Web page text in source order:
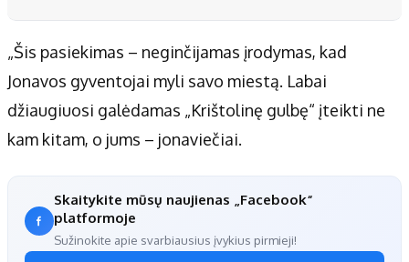
„Šis pasiekimas – neginčijamas įrodymas, kad
Jonavos gyventojai myli savo miestą. Labai
džiaugiuosi galėdamas „Krištolinę gulbę“ įteikti ne
kam kitam, o jums – jonaviečiai.
Skaitykite mūsų naujienas „Facebook“
platformoje
Sužinokite apie svarbiausius įvykius pirmieji!